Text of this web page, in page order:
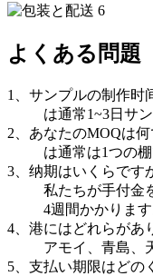
よくある問題
1、サンプルの制作时
は通常1~3日サ
2、あなたのMOQは何
は通常は1つの
3、纳期はいくらです
私たちが手付金
4週間かかります
4、港にはどれらがあ
アモイ、青島、
5、支払い期限はどの